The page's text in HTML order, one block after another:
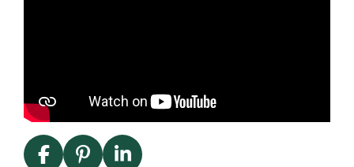
F
P
L